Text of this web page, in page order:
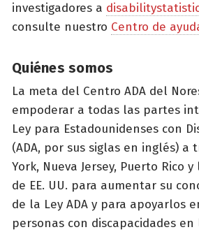
investigadores a
consulte nuestro Centro de
Quiénes somos
La meta del Centro ADA del
empoderar a todas las partes
Ley para Estadounidenses con
(ADA, por sus siglas en inglés) a
York, Nueva Jersey, Puerto Rico
de EE. UU. para aumentar su
de la Ley ADA y para apoyarlos
personas con discapacidades